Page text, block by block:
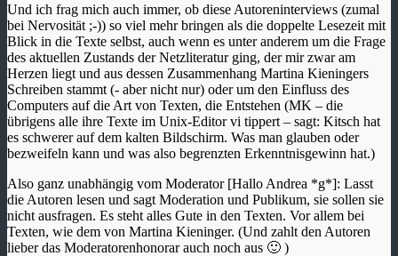
Und ich frag mich auch immer, ob diese Autoreninterviews (zumal
bei Nervosität ;-)) so viel mehr bringen als die doppelte Lesezeit mit
Blick in die Texte selbst, auch wenn es unter anderem um die Frage
des aktuellen Zustands der Netzliteratur ging, der mir zwar am
Herzen liegt und aus dessen Zusammenhang Martina Kieningers
Schreiben stammt (- aber nicht nur) oder um den Einfluss des
Computers auf die Art von Texten, die Entstehen (MK – die
übrigens alle ihre Texte im Unix-Editor vi tippert – sagt: Kitsch hat
es schwerer auf dem kalten Bildschirm. Was man glauben oder
bezweifeln kann und was also begrenzten Erkenntnisgewinn hat.)
Also ganz unabhängig vom Moderator [Hallo Andrea *g*]: Lasst
die Autoren lesen und sagt Moderation und Publikum, sie sollen sie
nicht ausfragen. Es steht alles Gute in den Texten. Vor allem bei
Texten, wie dem von Martina Kieninger. (Und zahlt den Autoren
lieber das Moderatorenhonorar auch noch aus 🙂 )